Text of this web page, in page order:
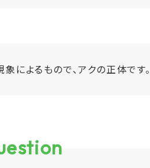
によるもので、アクの正体です